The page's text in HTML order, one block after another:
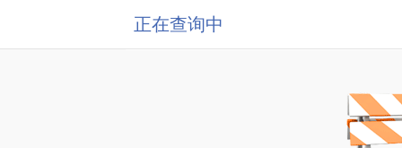
正在查询中